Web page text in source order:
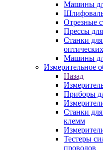
Машины
Отрезные
Прессы для
Станки
Машины
Измерительное
Назад
Приборы
Станки
клемм
Тестеры
проводов